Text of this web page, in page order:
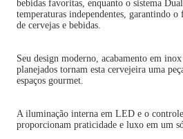
bebidas favoritas, enquanto o sistema
temperaturas independentes, garantindo
de cervejas e bebidas.
Seu design moderno, acabamento em
planejados tornam esta cervejeira uma
espaços gourmet.
A iluminação interna em LED e o
proporcionam praticidade e luxo em um